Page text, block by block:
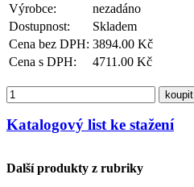
Výrobce:
nezadáno
Dostupnost:
Skladem
Cena bez DPH: 3894.00 Kč
Cena s DPH:
4711.00 Kč
koupit
Katalogový list ke stažení
Další produkty z rubriky